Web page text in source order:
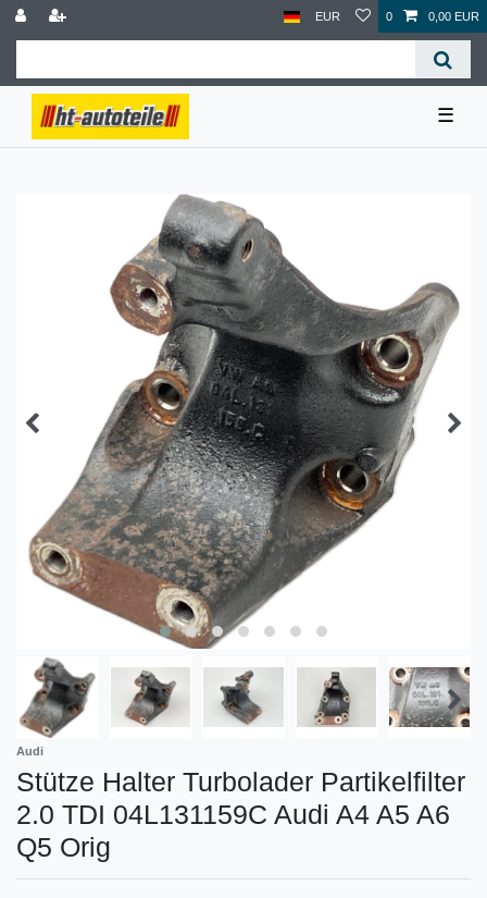
EUR 0 0,00 EUR
☰
Audi
Stütze Halter Turbolader Partikelfilter
2.0 TDI 04L131159C Audi A4 A5 A6
Q5 Orig